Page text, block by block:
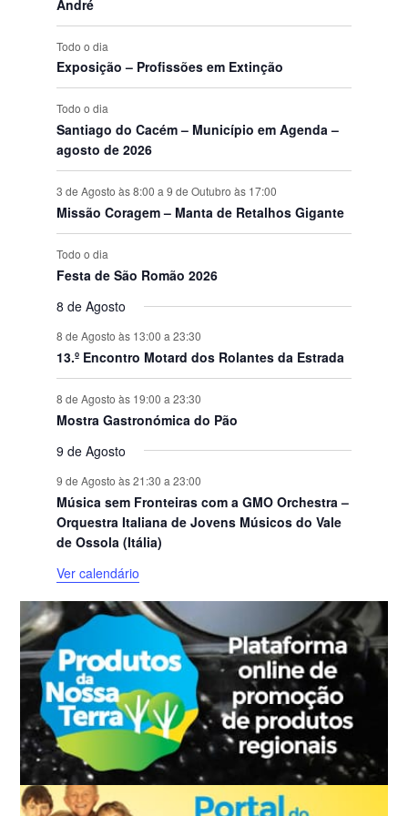
n
t
o
s
s
o
s
o
o
o
o
o
o
André
Todo o dia
Exposição – Profissões em Extinção
Todo o dia
Santiago do Cacém – Município em Agenda –
agosto de 2026
3 de Agosto às 8:00 a 9 de Outubro às 17:00
Missão Coragem – Manta de Retalhos Gigante
Todo o dia
Festa de São Romão 2026
8 de Agosto
8 de Agosto às 13:00 a 23:30
13.º Encontro Motard dos Rolantes da Estrada
8 de Agosto às 19:00 a 23:30
Mostra Gastronómica do Pão
9 de Agosto
9 de Agosto às 21:30 a 23:00
Música sem Fronteiras com a GMO Orchestra –
Orquestra Italiana de Jovens Músicos do Vale
de Ossola (Itália)
Ver calendário